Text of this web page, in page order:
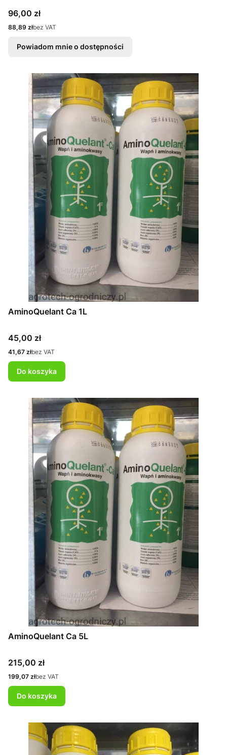
Cena
96,00 zł
Cena
88,89 złbez VAT
Powiadom mnie o dostępności
AminoQuelant Ca 1L
Cena
45,00 zł
Cena
41,67 złbez VAT
Do koszyka
AminoQuelant Ca 5L
Cena
215,00 zł
Cena
199,07 złbez VAT
Do koszyka